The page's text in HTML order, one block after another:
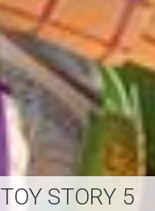
TOY STORY 5